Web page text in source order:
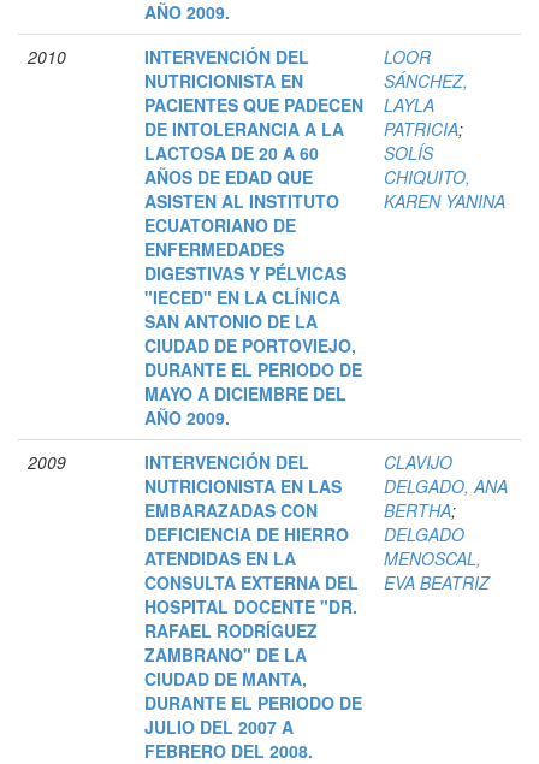
AÑO 2009.
2010
INTERVENCIÓN DEL
NUTRICIONISTA EN
PACIENTES QUE PADECEN
DE INTOLERANCIA A LA
LACTOSA DE 20 A 60
AÑOS DE EDAD QUE
ASISTEN AL INSTITUTO
ECUATORIANO DE
ENFERMEDADES
DIGESTIVAS Y PÉLVICAS
"IECED" EN LA CLÍNICA
SAN ANTONIO DE LA
CIUDAD DE PORTOVIEJO,
DURANTE EL PERIODO DE
MAYO A DICIEMBRE DEL
AÑO 2009.
LOOR
SÁNCHEZ,
LAYLA
PATRICIA;
SOLÍS
CHIQUITO,
KAREN YANINA
2009
INTERVENCIÓN DEL
NUTRICIONISTA EN LAS
EMBARAZADAS CON
DEFICIENCIA DE HIERRO
ATENDIDAS EN LA
CONSULTA EXTERNA DEL
HOSPITAL DOCENTE "DR.
RAFAEL RODRÍGUEZ
ZAMBRANO" DE LA
CIUDAD DE MANTA,
DURANTE EL PERIODO DE
JULIO DEL 2007 A
FEBRERO DEL 2008.
CLAVIJO
DELGADO, ANA
BERTHA;
DELGADO
MENOSCAL,
EVA BEATRIZ